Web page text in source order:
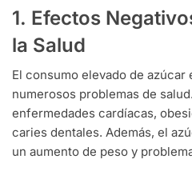
1. Efectos
la Salud
El consumo elevado de azúcar
numerosos problemas de
enfermedades cardíacas,
caries dentales. Además, el
un aumento de peso y